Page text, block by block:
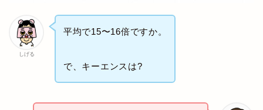
しげる
平均で15〜16倍ですか。
で、キーエンスは?